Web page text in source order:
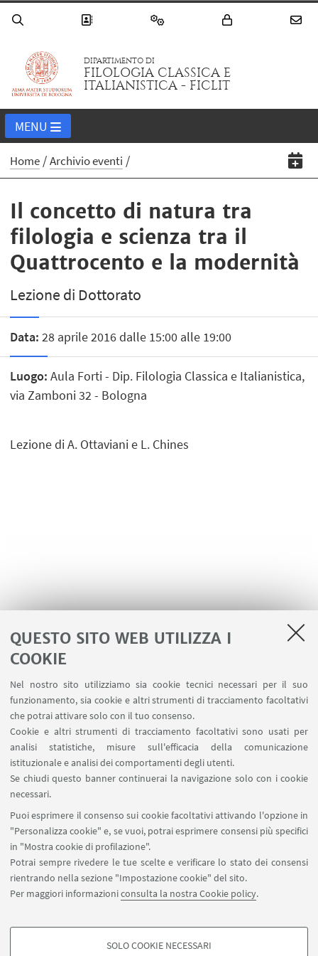
QUESTO SITO WEB UTILIZZA I
COOKIE
Nel nostro sito utilizziamo sia cookie tecnici necessari per il suo
funzionamento, sia cookie e altri strumenti di tracciamento facoltativi
che potrai attivare solo con il tuo consenso.
Cookie e altri strumenti di tracciamento facoltativi sono usati per
analisi statistiche, misure sull'efficacia della comunicazione
istituzionale e analisi dei comportamenti degli utenti.
Se chiudi questo banner continuerai la navigazione solo con i cookie
necessari.
Puoi esprimere il consenso sui cookie facoltativi attivando l'opzione in
"Personalizza cookie" e, se vuoi, potrai esprimere consensi più specifici
in "Mostra cookie di profilazione".
Potrai sempre rivedere le tue scelte e verificare lo stato dei consensi
rientrando nella sezione "Impostazione cookie" del sito.
Per maggiori informazioniconsulta la nostra Cookie policy.
SOLO COOKIE NECESSARI
DIPARTIMENTO DI
FILOLOGIA CLASSICA E
ITALIANISTICA - FICLIT
MENU
Home Archivio eventi
Il concetto di natura tra
filologia e scienza tra il
Quattrocento e la modernità
Lezione di Dottorato
Data: 28 aprile 2016 dalle 15:00 alle 19:00
Luogo: Aula Forti - Dip. Filologia Classica e Italianistica,
via Zamboni 32 - Bologna
Lezione di A. Ottaviani e L. Chines
LINK UTILI
Contatti
Area riservata
SEGUI UNIBO SU:
APP: